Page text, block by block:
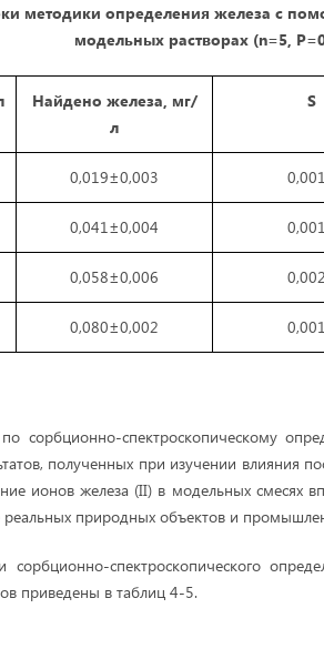
методики определения железа с
модельных растворах (n=5, P
Найдено железа, мг/
л
S
0,019±0,003
0,041±0,004
0,058±0,006
0,080±0,002
сорбционно-спектроскопическому
полученных при изучении
ионов железа (II) в модельных смесях
реальных природных объектов и
сорбционно-спектроскопического
приведены в таблиц 4-5.